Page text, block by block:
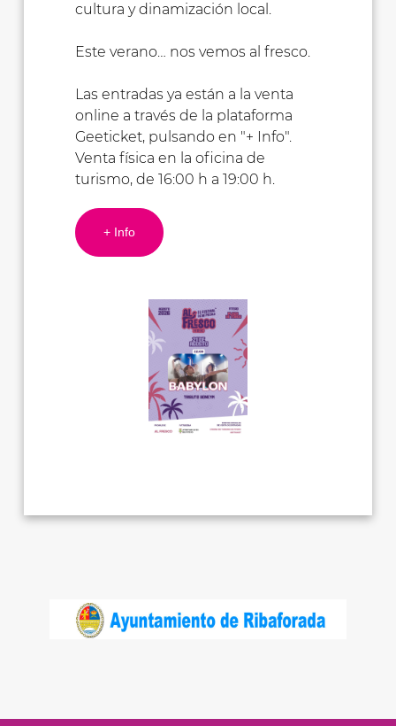
cultura y dinamización local.
Este verano… nos vemos al fresco.
Las entradas ya están a la venta
online a través de la plataforma
Geeticket, pulsando en "+ Info".
Venta física en la oficina de
turismo, de 16:00 h a 19:00 h.
+ Info